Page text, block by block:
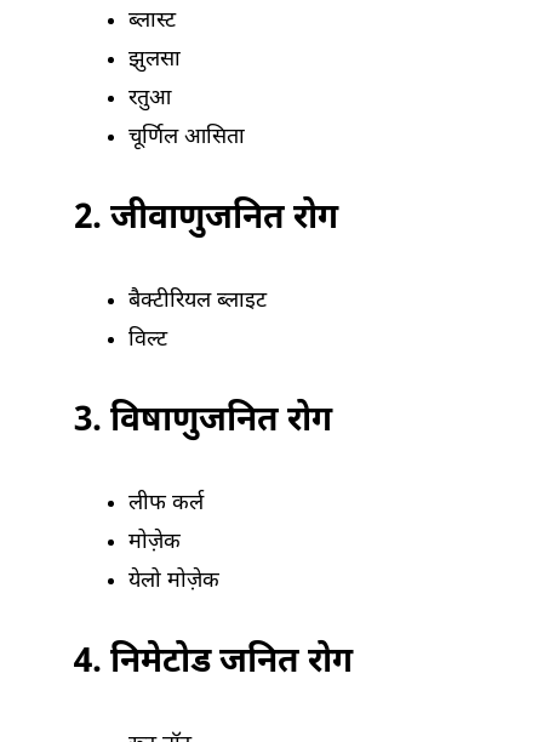
ब्लास्ट
झुलसा
रतुआ
चूर्णिल आसिता
2. जीवाणुजनित रोग
बैक्टीरियल ब्लाइट
विल्ट
3. विषाणुजनित रोग
लीफ कर्ल
मोज़ेक
येलो मोज़ेक
4. निमेटोड जनित रोग